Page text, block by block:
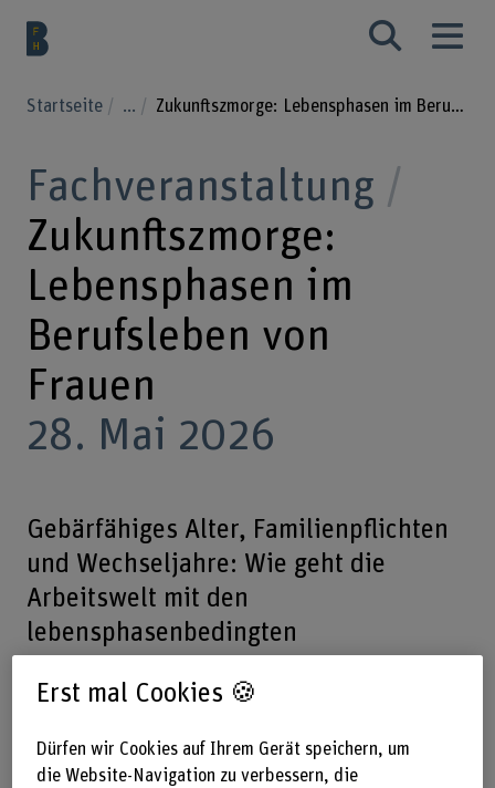
Startseite ... Zukunftszmorge: Lebensphasen im Berufsleben von Frauen
Fachveranstaltung
Zukunftszmorge:
Lebensphasen im
Berufsleben von
Frauen
28. Mai 2026
Gebärfähiges Alter, Familienpflichten
und Wechseljahre: Wie geht die
Arbeitswelt mit den
lebensphasenbedingten
Arbeitnehmerinnen um und wie kann
die Zukunft diesbezüglich gestaltet
werden? Diese Fragen versuchen wir
Erst mal Cookies 🍪
Dürfen wir Cookies auf Ihrem Gerät speichern, um
die Website-Navigation zu verbessern, die